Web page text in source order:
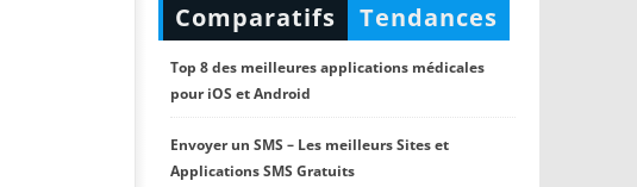
Comparatifs Tendances
Top 8 des meilleures applications médicales
pour iOS et Android
Envoyer un SMS – Les meilleurs Sites et
Applications SMS Gratuits